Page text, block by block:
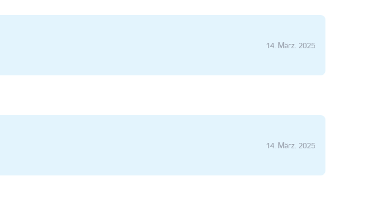
14. März. 2025
14. März. 2025